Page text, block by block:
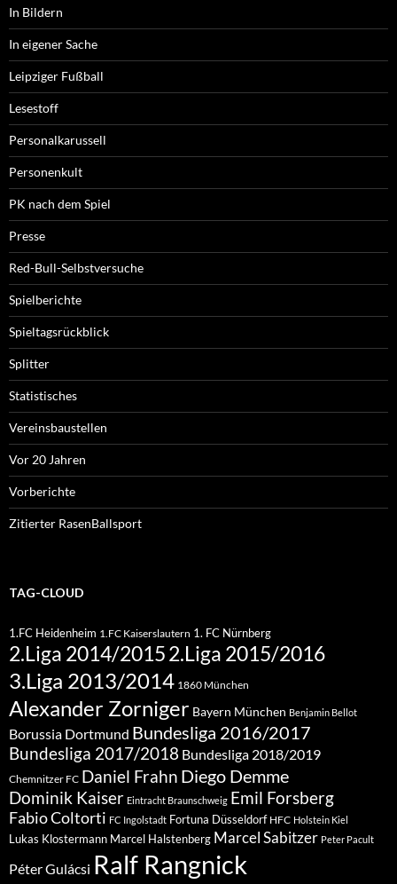
In Bildern
In eigener Sache
Leipziger Fußball
Lesestoff
Personalkarussell
Personenkult
PK nach dem Spiel
Presse
Red-Bull-Selbstversuche
Spielberichte
Spieltagsrückblick
Splitter
Statistisches
Vereinsbaustellen
Vor 20 Jahren
Vorberichte
Zitierter RasenBallsport
TAG-CLOUD
1.FC Heidenheim 1.FC Kaiserslautern 1. FC Nürnberg
2.Liga 2014/20152.Liga 2015/2016
3.Liga 2013/2014 1860 München
Alexander Zorniger Bayern München Benjamin Bellot
Borussia Dortmund Bundesliga 2016/2017
Bundesliga 2017/2018 Bundesliga 2018/2019
Chemnitzer FC Daniel Frahn Diego Demme
Dominik Kaiser Eintracht Braunschweig Emil Forsberg
Fabio Coltorti FC Ingolstadt Fortuna Düsseldorf HFC Holstein Kiel
Lukas Klostermann Marcel Halstenberg Marcel Sabitzer Peter Pacult
Péter Gulácsi Ralf Rangnick